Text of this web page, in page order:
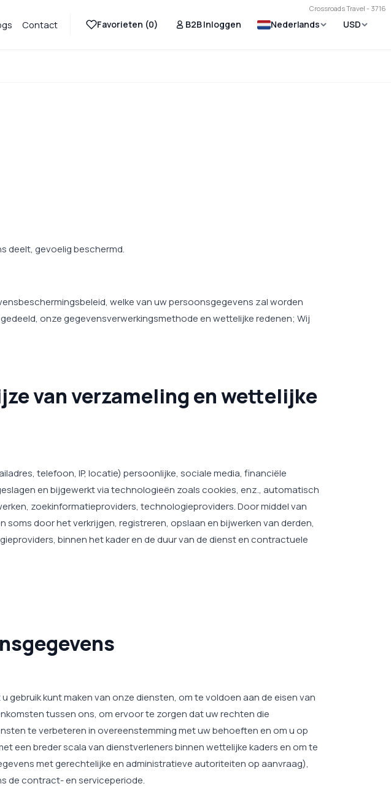
Crossroads Travel - 3716
Contact Favorieten (0) B2B Inloggen Nederlands USD
deelt, gevoelig beschermd.
welke van uw persoonsgegevens zal worden
onze gegevensverwerkingsmethode en wettelijke redenen; Wij
van verzameling en wettelijke
telefoon, IP, locatie) persoonlijke, sociale media, financiële
en bijgewerkt via technologieën zoals cookies, enz., automatisch
zoekinformatieproviders, technologieproviders. Door middel van
door het verkrijgen, registreren, opslaan en bijwerken van derden,
binnen het kader en de duur van de dienst en contractuele
kunt maken van onze diensten, om te voldoen aan de eisen van
tussen ons, om ervoor te zorgen dat uw rechten die
te verbeteren in overeenstemming met uw behoeften en om u op
een breder scala van dienstverleners binnen wettelijke kaders en om te
met gerechtelijke en administratieve autoriteiten op aanvraag),
de contract- en serviceperiode.